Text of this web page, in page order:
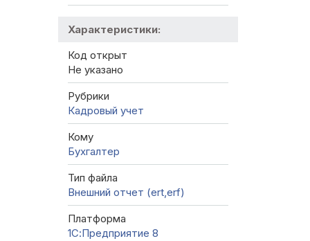
Характеристики:
Код открыт
Не указано
Рубрики
Кадровый учет
Кому
Бухгалтер
Тип файла
Внешний отчет (ert,erf)
Платформа
1С:Предприятие 8